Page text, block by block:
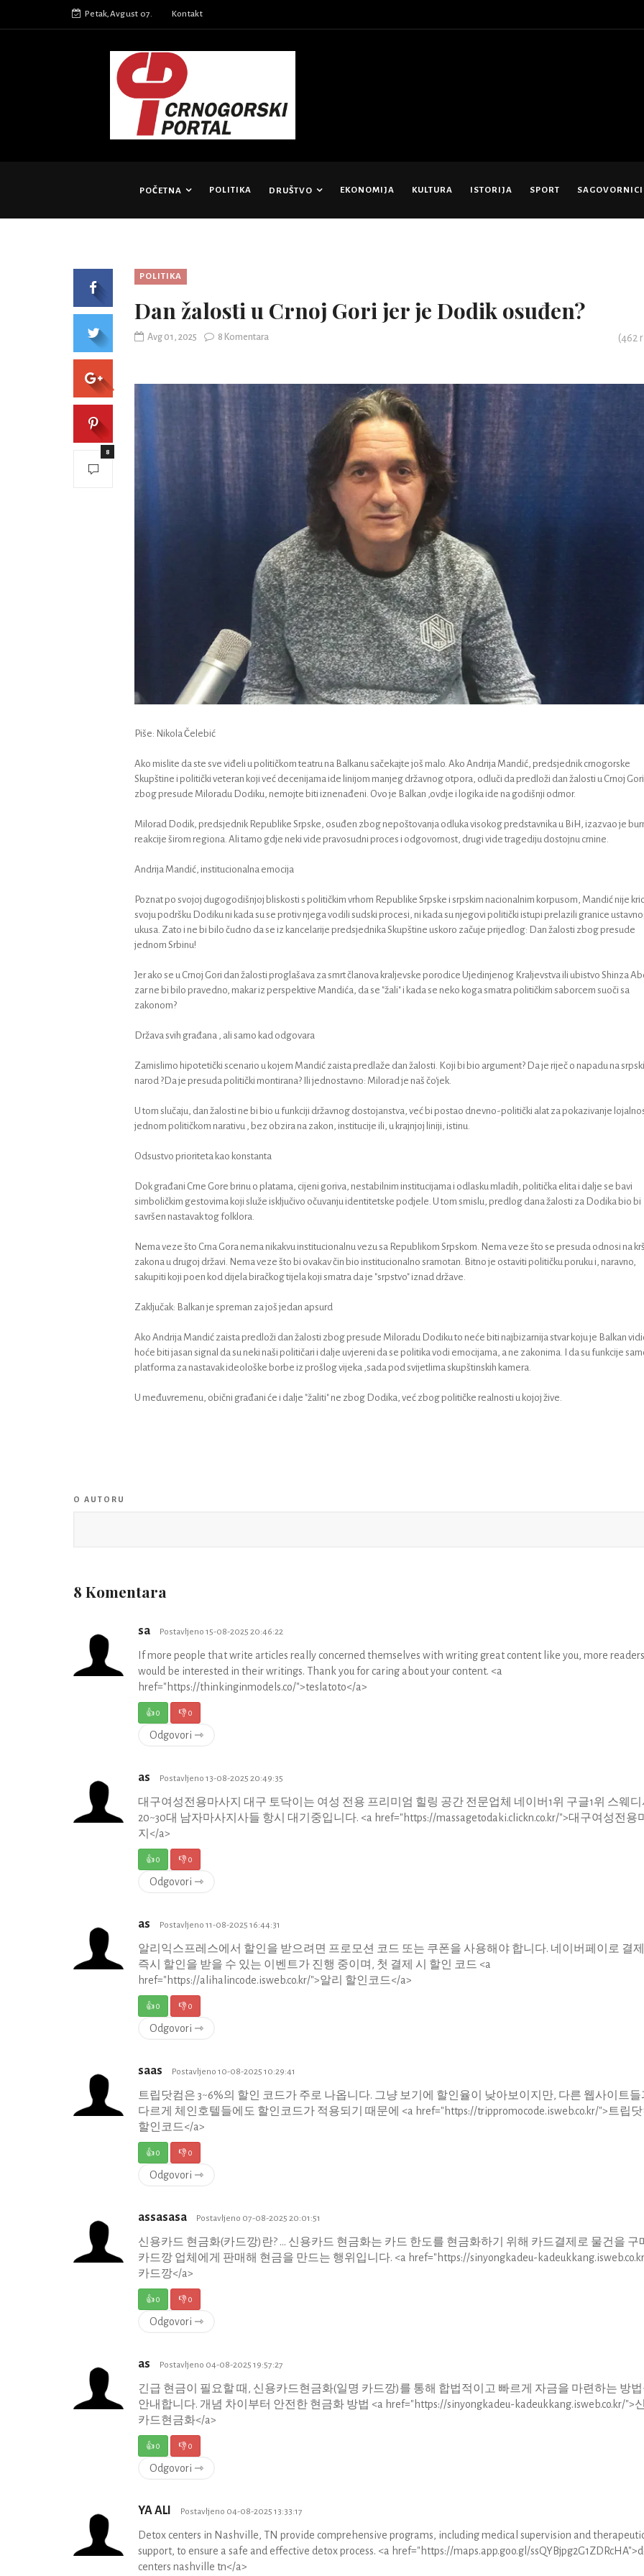
Petak,Avgust 07. Kontakt
POČETNA POLITIKA DRUŠTVO EKONOMIJA KULTURA ISTORIJA SPORT SAGOVORNICI
POLITIKA
Dan žalosti u Crnoj Gori jer je Dodik osuđen?
Avg 01, 2025 8 Komentara (462
Piše: Nikola Čelebić
Ako mislite da ste sve viđeli u političkom teatru na Balkanu sačekajte još malo. Ako Andrija Mandić, predsjednik crnogorske
Skupštine i politički veteran koji već decenijama ide linijom manjeg državnog otpora, odluči da predloži dan žalosti u Crnoj Gori
zbog presude Miloradu Dodiku, nemojte biti iznenađeni. Ovo je Balkan ,ovdje i logika ide na godišnji odmor.
Milorad Dodik, predsjednik Republike Srpske, osuđen zbog nepoštovanja odluka visokog predstavnika u BiH, izazvao je
reakcije širom regiona. Ali tamo gdje neki vide pravosudni proces i odgovornost, drugi vide tragediju dostojnu crnine.
Andrija Mandić, institucionalna emocija
Poznat po svojoj dugogodišnjoj bliskosti s političkim vrhom Republike Srpske i srpskim nacionalnim korpusom, Mandić nije
svoju podršku Dodiku ni kada su se protiv njega vodili sudski procesi, ni kada su njegovi politički istupi prelazili granice
ukusa. Zato i ne bi bilo čudno da se iz kancelarije predsjednika Skupštine uskoro začuje prijedlog: Dan žalosti zbog presude
jednom Srbinu!
Jer ako se u Crnoj Gori dan žalosti proglašava za smrt članova kraljevske porodice Ujedinjenog Kraljevstva ili ubistvo Shinza
zar ne bi bilo pravedno, makar iz perspektive Mandića, da se "žali" i kada se neko koga smatra političkim saborcem suoči sa
zakonom?
Država svih građana , ali samo kad odgovara
Zamislimo hipotetički scenario u kojem Mandić zaista predlaže dan žalosti. Koji bi bio argument? Da je riječ o napadu na srpski
narod ?Da je presuda politički montirana? Ili jednostavno: Milorad je naš čo'jek.
U tom slučaju, dan žalosti ne bi bio u funkciji državnog dostojanstva, već bi postao dnevno-politički alat za pokazivanje
jednom političkom narativu , bez obzira na zakon, institucije ili, u krajnjoj liniji, istinu.
Odsustvo prioriteta kao konstanta
Dok građani Crne Gore brinu o platama, cijeni goriva, nestabilnim institucijama i odlasku mladih, politička elita i dalje se bavi
simboličkim gestovima koji služe isključivo očuvanju identitetske podjele. U tom smislu, predlog dana žalosti za Dodika bio bi
savršen nastavak tog folklora.
Nema veze što Crna Gora nema nikakvu institucionalnu vezu sa Republikom Srpskom. Nema veze što se presuda odnosi na
zakona u drugoj državi. Nema veze što bi ovakav čin bio institucionalno sramotan. Bitno je ostaviti političku poruku i, naravno,
sakupiti koji poen kod dijela biračkog tijela koji smatra da je "srpstvo" iznad države.
Zaključak: Balkan je spreman za još jedan apsurd
Ako Andrija Mandić zaista predloži dan žalosti zbog presude Miloradu Dodiku to neće biti najbizarnija stvar koju je Balkan
hoće biti jasan signal da su neki naši političari i dalje uvjereni da se politika vodi emocijama, a ne zakonima. I da su funkcije
platforma za nastavak ideološke borbe iz prošlog vijeka ,sada pod svijetlima skupštinskih kamera.
U međuvremenu, obični građani će i dalje "žaliti" ne zbog Dodika, već zbog političke realnosti u kojoj žive.
8
O AUTORU
8 Komentara
sa Postavljeno 15-08-2025 20:46:22
If more people that write articles really concerned themselves with writing great content like you, more readers
would be interested in their writings. Thank you for caring about your content. <a
href="https://thinkinginmodels.co/">teslatoto</a>
👍0 👎0
Odgovori ⇾
as Postavljeno 13-08-2025 20:49:35
대구여성전용마사지 대구 토닥이는 여성 전용 프리미엄 힐링 공간 전문업체 네이버1위 구글1위 스웨디
20~30대 남자마사지사들 항시 대기중입니다. <a href="https://massagetodaki.clickn.co.kr/">대구여성전용
지</a>
👍0 👎0
Odgovori ⇾
as Postavljeno 11-08-2025 16:44:31
알리익스프레스에서 할인을 받으려면 프로모션 코드 또는 쿠폰을 사용해야 합니다. 네이버페이로 결제
즉시 할인을 받을 수 있는 이벤트가 진행 중이며, 첫 결제 시 할인 코드 <a
href="https://alihalincode.isweb.co.kr/">알리 할인코드</a>
👍0 👎0
Odgovori ⇾
saas Postavljeno 10-08-2025 10:29:41
트립닷컴은 3~6%의 할인 코드가 주로 나옵니다. 그냥 보기에 할인율이 낮아보이지만, 다른 웹사이트들
다르게 체인호텔들에도 할인코드가 적용되기 때문에 <a href="https://trippromocode.isweb.co.kr/">트립닷
할인코드</a>
👍0 👎0
Odgovori ⇾
assasasa Postavljeno 07-08-2025 20:01:51
신용카드 현금화(카드깡)란? ... 신용카드 현금화는 카드 한도를 현금화하기 위해 카드결제로 물건을 구
카드깡 업체에게 판매해 현금을 만드는 행위입니다. <a href="https://sinyongkadeu-
카드깡</a>
👍0 👎0
Odgovori ⇾
as Postavljeno 04-08-2025 19:57:27
긴급 현금이 필요할 때, 신용카드현금화(일명 카드깡)를 통해 합법적이고 빠르게 자금을 마련하는 방
안내합니다. 개념 차이부터 안전한 현금화 방법 <a href="https://sinyongkadeu-kadeukkang.isweb.co.kr/">
카드현금화</a>
👍0 👎0
Odgovori ⇾
YA ALI Postavljeno 04-08-2025 13:33:17
Detox centers in Nashville, TN provide comprehensive programs, including medical supervision and
support, to ensure a safe and effective detox process. <a href="https://maps.app.goo.gl/
centers nashville tn</a>